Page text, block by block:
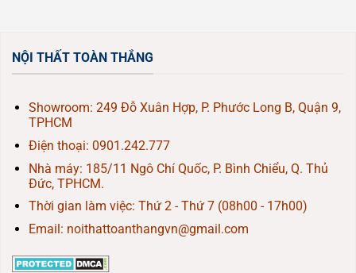
NỘI THẤT TOÀN THẮNG
Showroom: 249 Đỗ Xuân Hợp, P. Phước Long B, Quận 9,
TPHCM
Điện thoại: 0901.242.777
Nhà máy: 185/11 Ngô Chí Quốc, P. Bình Chiểu, Q. Thủ
Đức, TPHCM.
Thời gian làm việc: Thứ 2 - Thứ 7 (08h00 - 17h00)
Email: noithattoanthangvn@gmail.com